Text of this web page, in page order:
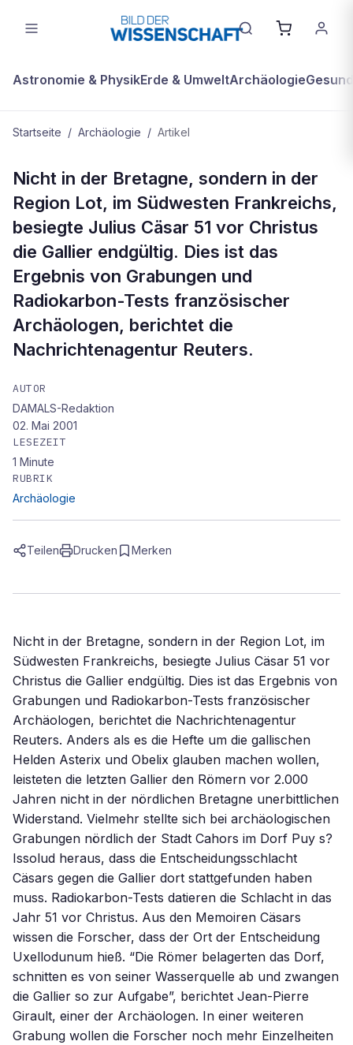
Astronomie & PhysikErde & UmweltArchäologie
Startseite / Archäologie / Artikel
Cäsars Entscheidungschlacht gegen
die Gallier fand im Südwesten
Frankreichs statt
Nicht in der Bretagne, sondern in der
Region Lot, im Südwesten Frankreichs,
besiegte Julius Cäsar 51 vor Christus
die Gallier endgültig. Dies ist das
Ergebnis von Grabungen und
Radiokarbon-Tests französischer
Archäologen, berichtet die
Nachrichtenagentur Reuters.
AUTOR
DAMALS-Redaktion
02. Mai 2001
LESEZEIT
1 Minute
RUBRIK
Archäologie
Teilen Drucken Merken
Nicht in der Bretagne, sondern in der Region Lot, im
Südwesten Frankreichs, besiegte Julius Cäsar 51 vor
Christus die Gallier endgültig. Dies ist das Ergebnis von
Grabungen und Radiokarbon-Tests französischer
Archäologen, berichtet die Nachrichtenagentur
Reuters. Anders als es die Hefte um die gallischen
Helden Asterix und Obelix glauben machen wollen,
leisteten die letzten Gallier den Römern vor 2.000
Jahren nicht in der nördlichen Bretagne unerbittlichen
Widerstand. Vielmehr stellte sich bei archäologischen
Grabungen nördlich der Stadt Cahors im Dorf Puy s?
Issolud heraus, dass die Entscheidungsschlacht
Cäsars gegen die Gallier dort stattgefunden haben
muss. Radiokarbon-Tests datieren die Schlacht in das
Jahr 51 vor Christus. Aus den Memoiren Cäsars
wissen die Forscher, dass der Ort der Entscheidung
Uxellodunum hieß. “Die Römer belagerten das Dorf,
schnitten es von seiner Wasserquelle ab und zwangen
die Gallier so zur Aufgabe”, berichtet Jean-Pierre
Girault, einer der Archäologen. In einer weiteren
Grabung wollen die Forscher noch mehr Einzelheiten